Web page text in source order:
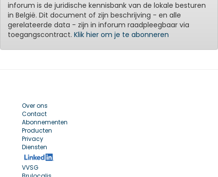
inforum is de juridische kennisbank van de lokale besturen
in België. Dit document of zijn beschrijving - en alle
gerelateerde data - zijn in inforum raadpleegbaar via
toegangscontract. Klik hier om je te abonneren
Over ons
Contact
Abonnementen
Producten
Privacy
Diensten
VVSG